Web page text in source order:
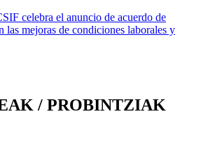
celebra el anuncio de acuerdo de
las mejoras de condiciones laborales y
/ PROBINTZIAK